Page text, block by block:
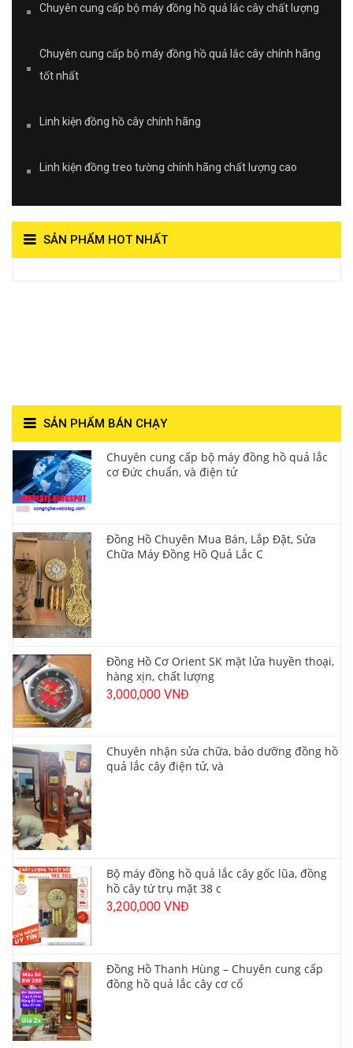
Chuyên cung cấp bộ máy đồng hồ quả lắc cây chất lượng
Chuyên cung cấp bộ máy đồng hồ quả lắc cây chính hãng
tốt nhất
Linh kiện đồng hồ cây chính hãng
Linh kiện đồng treo tường chính hãng chất lượng cao
SẢN PHẨM HOT NHẤT
SẢN PHẨM BÁN CHẠY
Chuyên cung cấp bộ máy đồng hồ quả lắc
cơ Đức chuẩn, và điện tử
Đồng Hồ Chuyên Mua Bán, Lắp Đặt, Sửa
Chữa Máy Đồng Hồ Quả Lắc C
Đồng Hồ Cơ Orient SK mặt lửa huyền thoại,
hàng xịn, chất lượng
3,000,000 VNĐ
Chuyên nhận sửa chữa, bảo dưỡng đồng hồ
quả lắc cây điện tử, và
Bộ máy đồng hồ quả lắc cây gốc lũa, đồng
hồ cây tứ trụ mặt 38 c
3,200,000 VNĐ
Đồng Hồ Thanh Hùng – Chuyên cung cấp
đồng hồ quả lắc cây cơ cổ